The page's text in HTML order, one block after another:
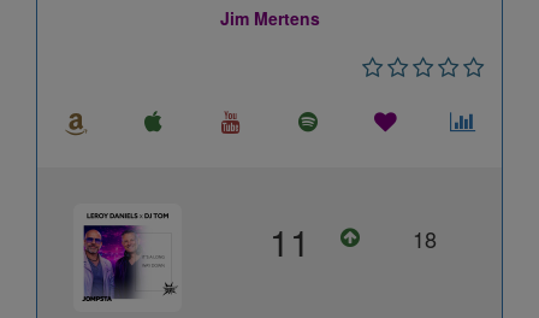
Jim Mertens
11 18